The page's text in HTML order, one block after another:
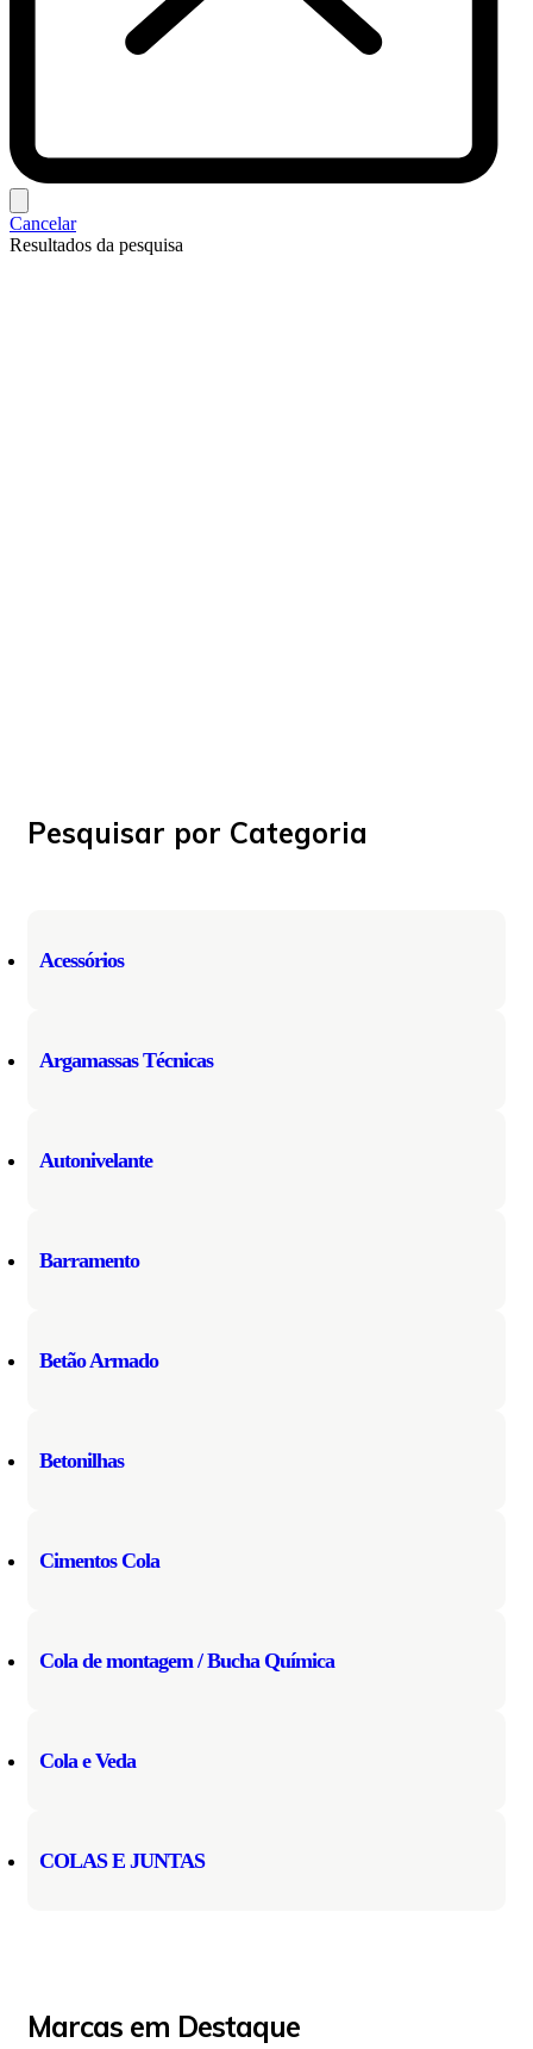
Cancelar
Resultados da pesquisa
Pesquisar por Categoria
Acessórios
Argamassas Técnicas
Autonivelante
Barramento
Betão Armado
Betonilhas
Cimentos Cola
Cola de montagem / Bucha Química
Cola e Veda
COLAS E JUNTAS
Marcas em Destaque